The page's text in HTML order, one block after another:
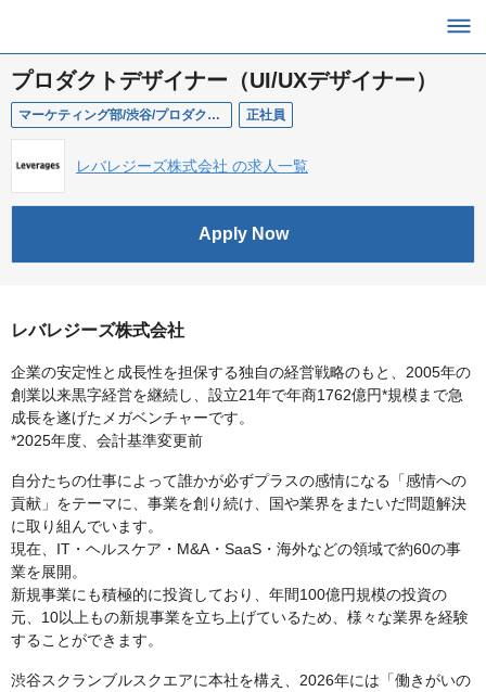
プロダクトデザイナー（UI/UXデザイナー）
マーケティング部/渋谷/プロダクトデザイン/プロダクトデザイナー（UI・UXデザイナー） 正社員
レバレジーズ株式会社 の求人一覧
Apply Now
レバレジーズ株式会社
企業の安定性と成長性を担保する独自の経営戦略のもと、2005年の
創業以来黒字経営を継続し、設立21年で年商1762億円*規模まで急
成長を遂げたメガベンチャーです。
*2025年度、会計基準変更前
自分たちの仕事によって誰かが必ずプラスの感情になる「感情への
貢献」をテーマに、事業を創り続け、国や業界をまたいだ問題解決
に取り組んでいます。
現在、IT・ヘルスケア・M&A・SaaS・海外などの領域で約60の事
業を展開。
新規事業にも積極的に投資しており、年間100億円規模の投資の
元、10以上もの新規事業を立ち上げているため、様々な業界を経験
することができます。
渋谷スクランブルスクエアに本社を構え、2026年には「働きがいの